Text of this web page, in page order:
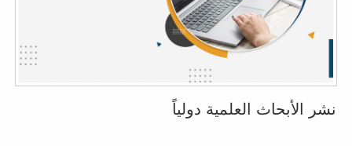
نشر الأبحاث العلمية دولياً